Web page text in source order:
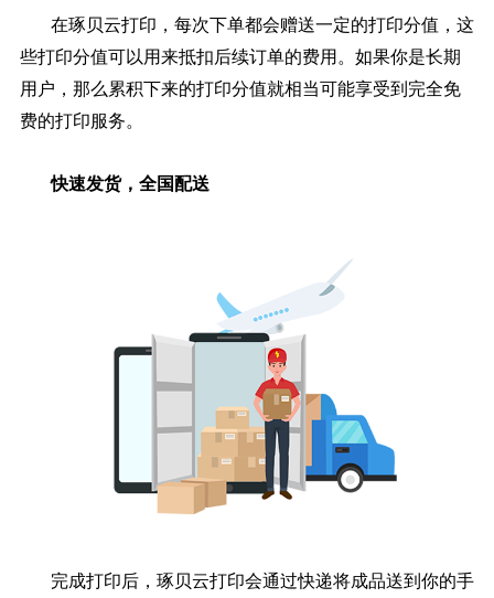
在琢贝云打印，每次下单都会赠送一定的打印分值，这
些打印分值可以用来抵扣后续订单的费用。如果你是长期
用户，那么累积下来的打印分值就相当可能享受到完全免
费的打印服务。
快速发货，全国配送
完成打印后，琢贝云打印会通过快递将成品送到你的手